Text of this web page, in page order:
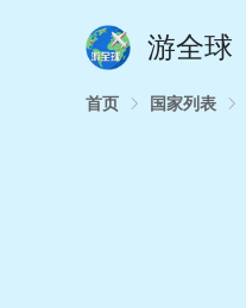
游全球
首页 国家列表